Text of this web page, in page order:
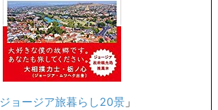
ジョージア旅暮らし20景 」